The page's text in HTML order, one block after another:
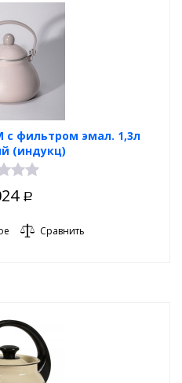
с фильтром эмал. 1,3л
(индукц)
Р
Сравнить